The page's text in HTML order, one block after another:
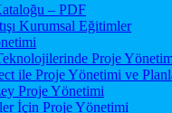
– PDF
Kurumsal Eğitimler
Proje
ile Proje Yönetimi ve
Proje Yönetimi
İçin Proje Yönetimi